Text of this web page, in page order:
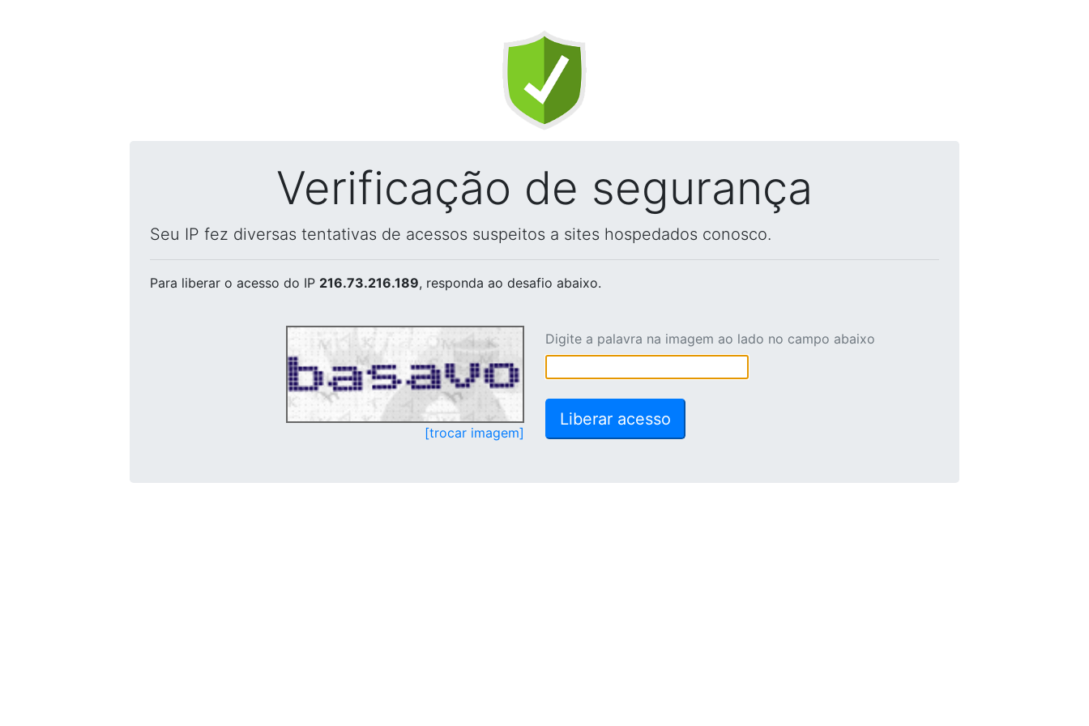
Verificação de segurança
Seu IP fez diversas tentativas de acessos suspeitos a sites hospedados conosco.
Para liberar o acesso do IP 216.73.216.189, responda ao desafio abaixo.
[trocar imagem]
Digite a palavra na imagem ao lado no campo abaixo